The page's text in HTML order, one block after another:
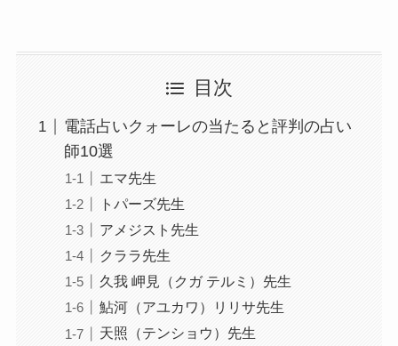
目次
電話占いクォーレの当たると評判の占い
師10選
エマ先生
トパーズ先生
アメジスト先生
クララ先生
久我 岬見（クガ テルミ）先生
鮎河（アユカワ）リリサ先生
天照（テンショウ）先生